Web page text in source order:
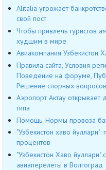
Alitalia угрожает
свой пост
Чтобы привлечь туристов
худшим в мире
Авиакомпания Узбекистон
Правила сайта, Условия
Поведение на форуме,
Решение спорных вопросов
Аэропорт Актау
типа
Помощь. Нормы провоза
"Узбекистон хаво
процентов
"Узбекистон Хаво
авиаперелеты в Волгоград